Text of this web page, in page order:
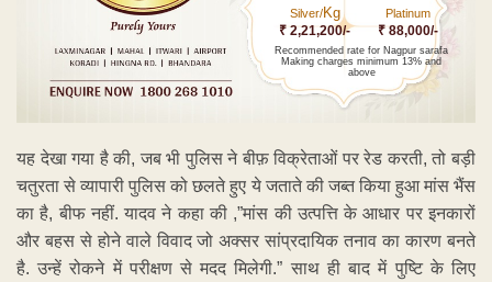
Silver/Kg
₹ 2,21,200/-
Platinum
₹ 88,000/-
Recommended rate for Nagpur sarafa
Making charges minimum 13% and
above
यह देखा गया है की, जब भी पुलिस ने बीफ़ विक्रेताओं पर रेड करती, तो बड़ी
चतुरता से व्यापारी पुलिस को छलते हुए ये जताते की जब्त किया हुआ मांस भैंस
का है, बीफ नहीं. यादव ने कहा की ,”मांस की उत्पत्ति के आधार पर इनकारों
और बहस से होने वाले विवाद जो अक्सर सांप्रदायिक तनाव का कारण बनते
है. उन्हें रोकने में परीक्षण से मदद मिलेगी.” साथ ही बाद में पुष्टि के लिए